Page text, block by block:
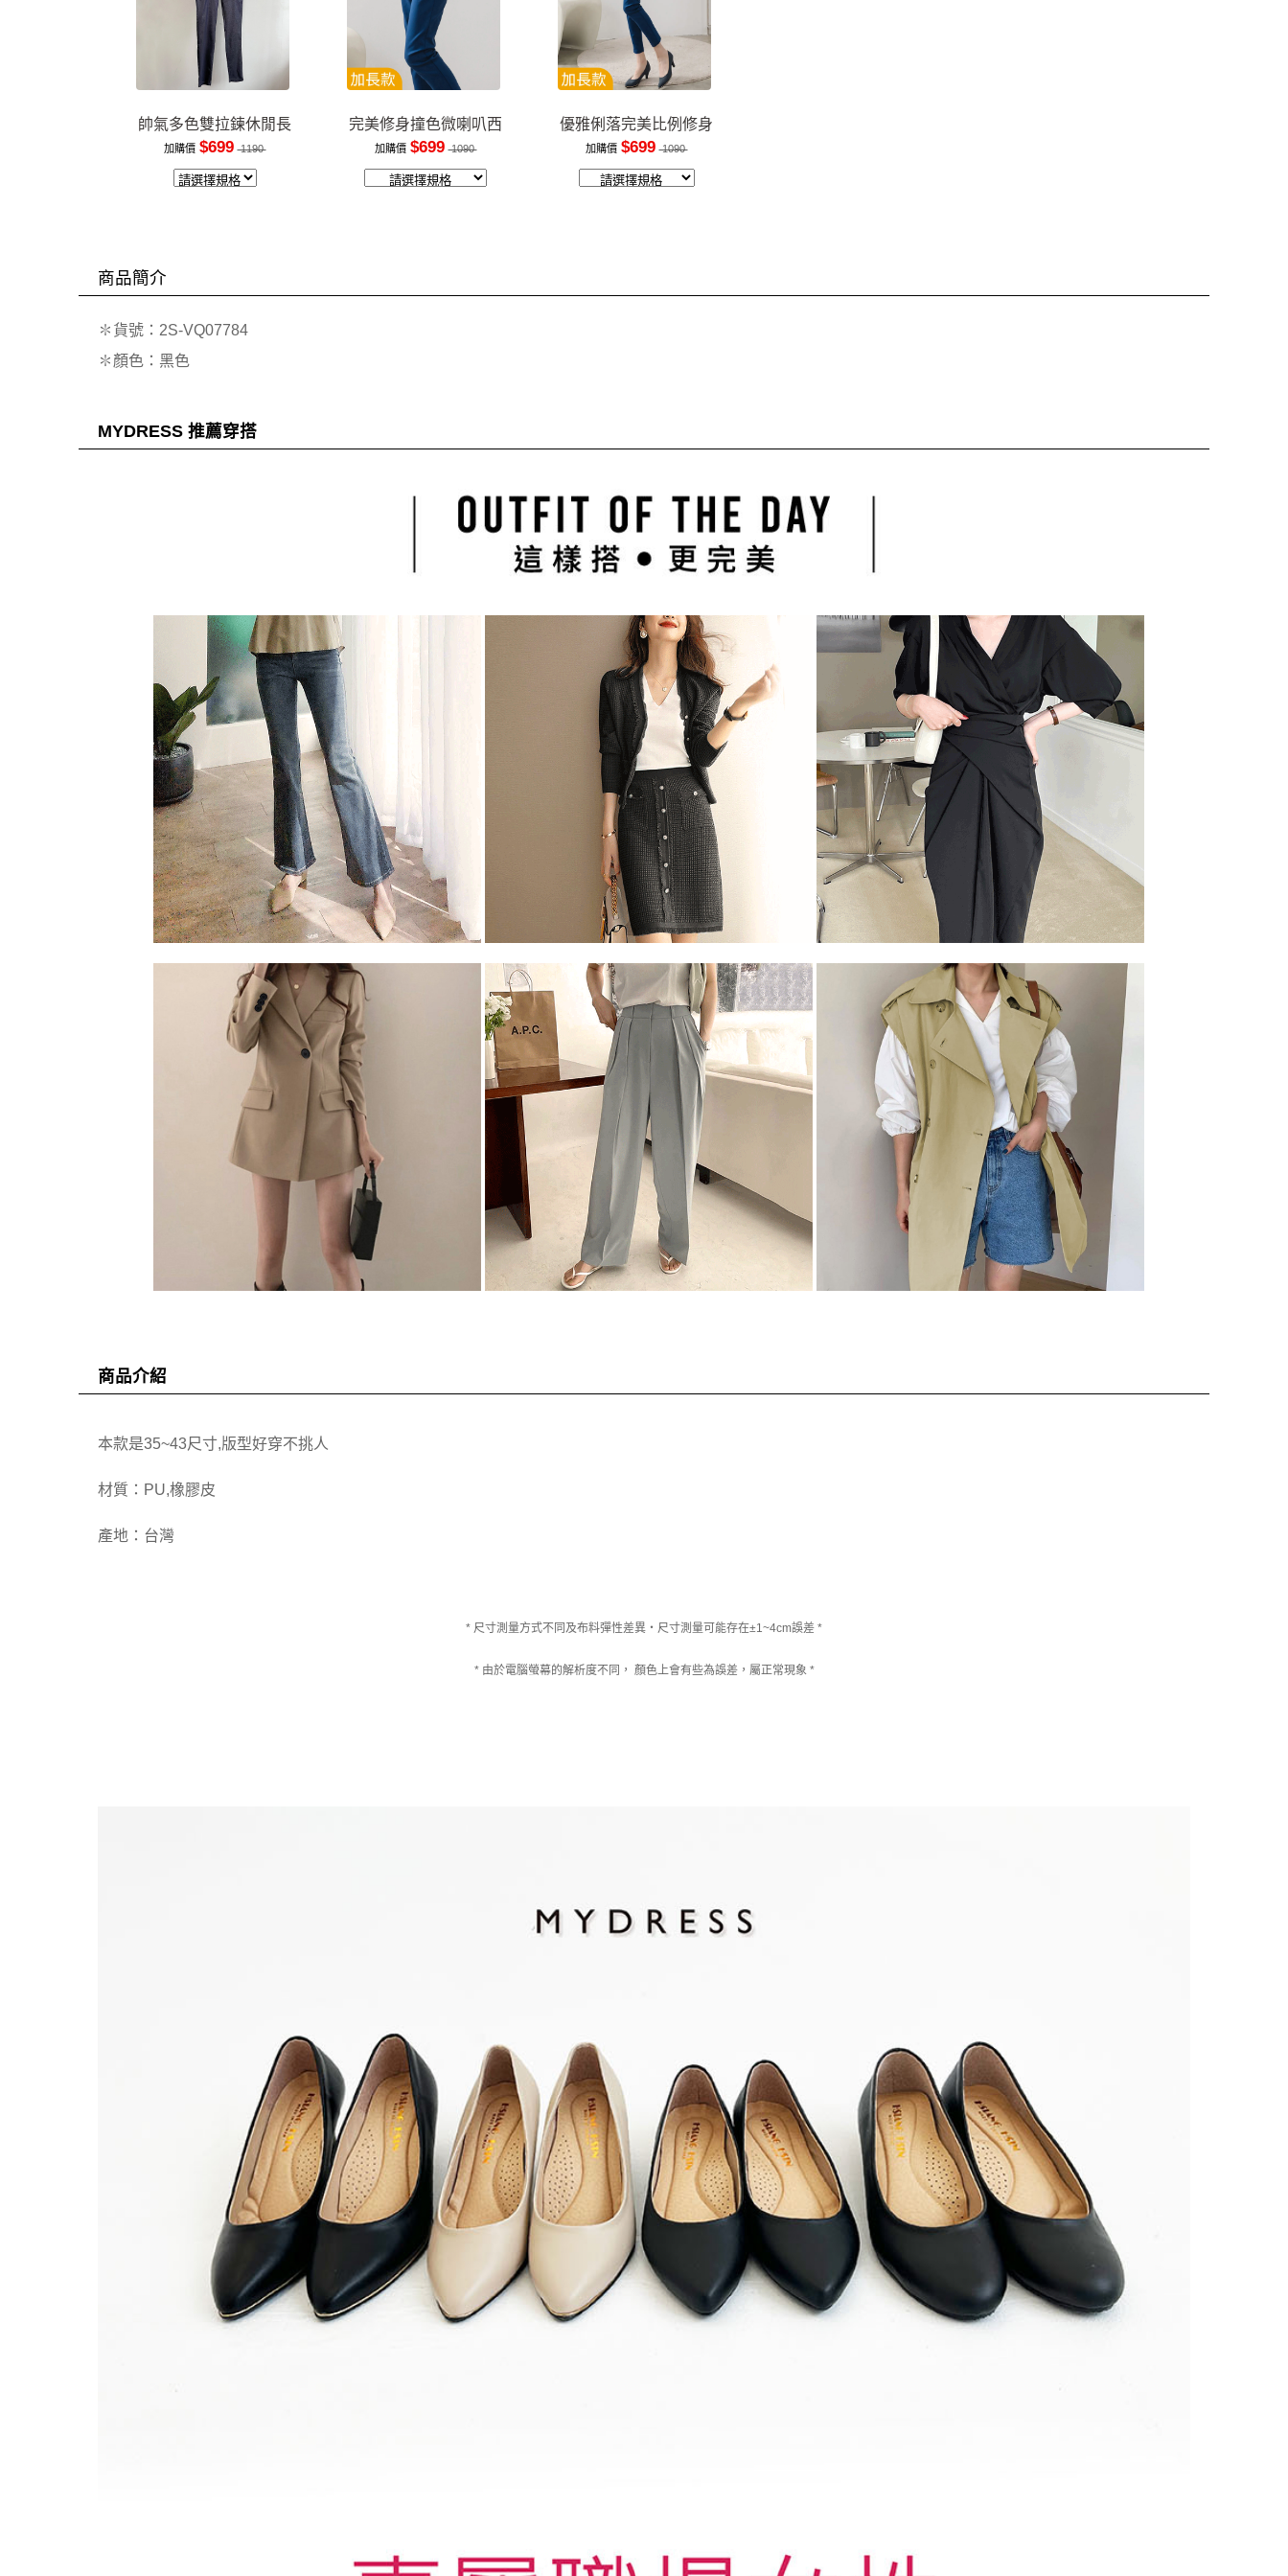
帥氣多色雙拉鍊休閒長
褲
加購價 $699 1190
完美修身撞色微喇叭西
裝褲
加購價 $699 1090
優雅俐落完美比例修身
長褲
加購價 $699 1090
商品簡介
✽貨號：2S-VQ07784
✽顏色：黑色
MYDRESS 推薦穿搭
商品介紹
本款是35~43尺寸,版型好穿不挑人
材質：PU,橡膠皮
產地：台灣
* 尺寸測量方式不同及布料彈性差異‧尺寸測量可能存在±1~4cm誤差 *
* 由於電腦螢幕的解析度不同， 顏色上會有些為誤差，屬正常現象 *